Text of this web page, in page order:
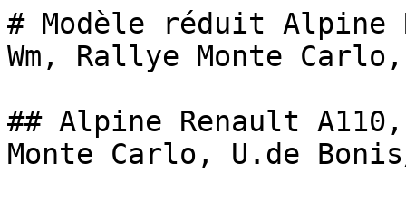
# Modèle réduit Alpine
Wm, Rallye Monte
## Alpine Renault
Monte Carlo, U.de